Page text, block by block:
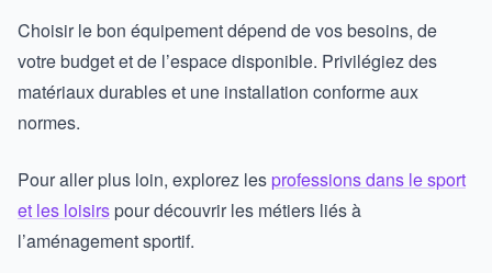
Choisir le bon équipement dépend de vos besoins, de
votre budget et de l’espace disponible. Privilégiez des
matériaux durables et une installation conforme aux
normes.
Pour aller plus loin, explorez lesprofessions dans le sport
et les loisirspour découvrir les métiers liés à
l’aménagement sportif.